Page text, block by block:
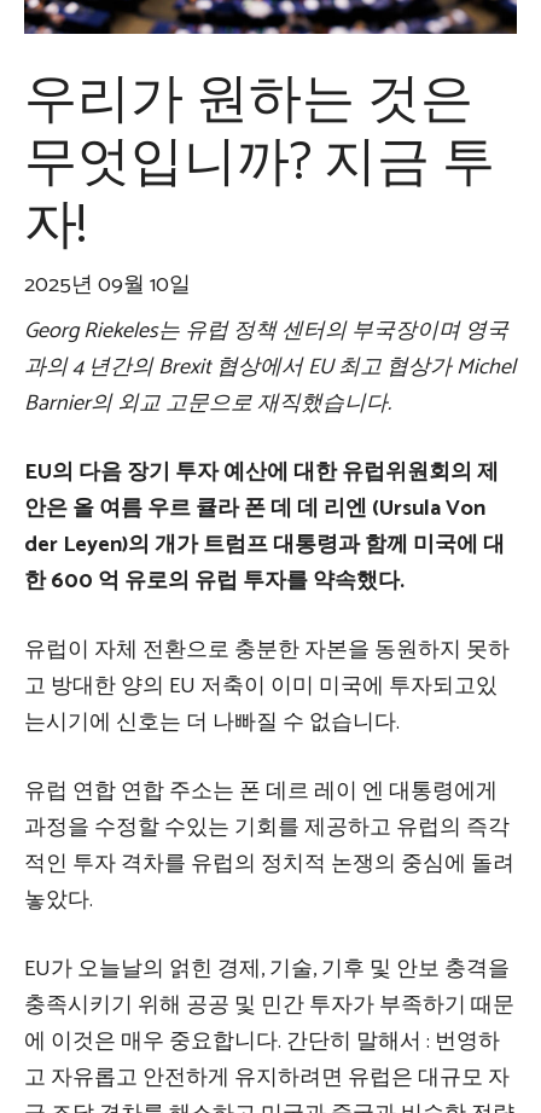
우리가 원하는 것은
무엇입니까? 지금 투
자!
2025년 09월 10일
Georg Riekeles는 유럽 정책 센터의 부국장이며 영국
과의 4 년간의 Brexit 협상에서 EU 최고 협상가 Michel
Barnier의 외교 고문으로 재직했습니다.
EU의 다음 장기 투자 예산에 대한 유럽위원회의 제
안은 올 여름 우르 큘라 폰 데 데 리엔 (Ursula Von
der Leyen)의 개가 트럼프 대통령과 함께 미국에 대
한 600 억 유로의 유럽 투자를 약속했다.
유럽이 자체 전환으로 충분한 자본을 동원하지 못하
고 방대한 양의 EU 저축이 이미 미국에 투자되고있
는시기에 신호는 더 나빠질 수 없습니다.
유럽 ​​연합 연합 주소는 폰 데르 레이 엔 대통령에게
과정을 수정할 수있는 기회를 제공하고 유럽의 즉각
적인 투자 격차를 유럽의 정치적 논쟁의 중심에 돌려
놓았다.
EU가 오늘날의 얽힌 경제, 기술, 기후 및 안보 충격을
충족시키기 위해 공공 및 민간 투자가 부족하기 때문
에 이것은 매우 중요합니다. 간단히 말해서 : 번영하
고 자유롭고 안전하게 유지하려면 유럽은 대규모 자